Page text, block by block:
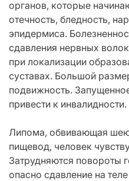
органов, которые
отечность, бледность,
эпидермиса.
сдавления нервных
при локализации
суставах. Большой
подвижность.
привести к инвалидности.
Липома, обвивающая
пищевод, человек
Затрудняются повороты
опасно сдавление на